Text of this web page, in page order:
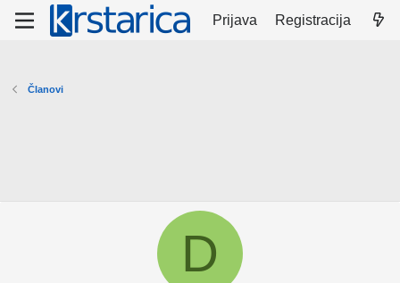
Prijava Registracija
Članovi
D